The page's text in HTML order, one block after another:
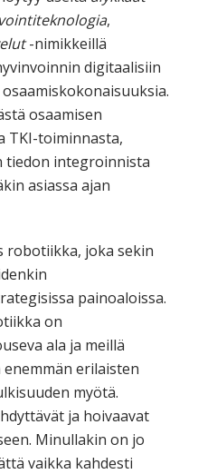
,
-nimikkeillä
digitaalisiin
osaamisen
TKI-toiminnasta,
tiedon integroinnista
asiassa ajan
robotiikka, joka sekin
painoaloissa.
on
ala ja meillä
enemmän erilaisten
myötä.
ja hoivaavat
Minullakin on jo
vaikka kahdesti